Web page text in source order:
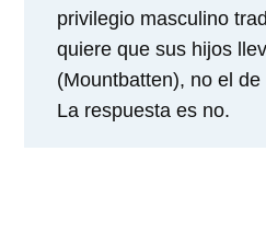
privilegio masculino
quiere que sus hijos
(Mountbatten), no el
La respuesta es no.